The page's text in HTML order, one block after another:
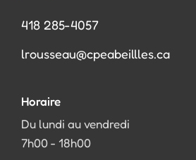
418 285-4057
lrousseau@cpeabeillles.ca
Horaire
Du lundi au vendredi
7h00 - 18h00